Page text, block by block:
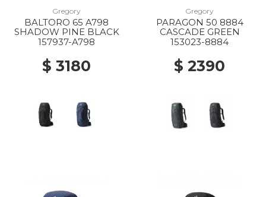
Gregory
BALTORO 65 A798
SHADOW PINE BLACK
157937-A798
$ 3180
Gregory
PARAGON 50 8884
CASCADE GREEN
153023-8884
$ 2390